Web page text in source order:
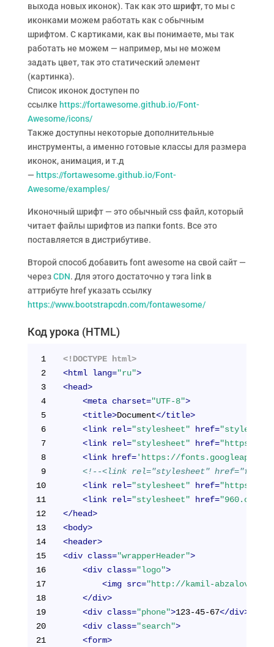
выхода новых иконок). Так как этошрифт, то мы с
иконками можем работать как с обычным
шрифтом. С картиками, как вы понимаете, мы так
работать не можем — например, мы не можем
задать цвет, так это статический элемент
(картинка).
Список иконок доступен по
ссылке https://fortawesome.github.io/Font-
Awesome/icons/
Также доступны некоторые дополнительные
инструменты, а именно готовые классы для размера
иконок, анимация, и т.д
— https://fortawesome.github.io/Font-
Awesome/examples/
Иконочный шрифт — это обычный css файл, который
читает файлы шрифтов из папки fonts. Все это
поставляется в дистрибутиве.
Второй способ добавить font awesome на свой сайт —
черезCDN. Для этого достаточно у тэга link в
аттрибуте href указать ссылку
https://www.bootstrapcdn.com/fontawesome/
Код урока (HTML)
1
<!DOCTYPE html>
2
<html lang="ru">
3
<head>
4
<meta charset="UTF-8">
5
<title>Document</title>
6
<link rel="stylesheet" href="style.css"
7
<link rel="stylesheet" href="https://
8
<link href='https://
9
<!--<link rel="stylesheet" href="font-
10
<link rel="stylesheet" href="https://
11
<link rel="stylesheet" href="960.css"
12
</head>
13
<body>
14
<header>
15
<div class="wrapperHeader">
16
<div class="logo">
17
<img src="http://kamil-abzalov.ru/
18
</div>
19
<div class="phone">123-45-67</div>
20
<div class="search">
21
<form>